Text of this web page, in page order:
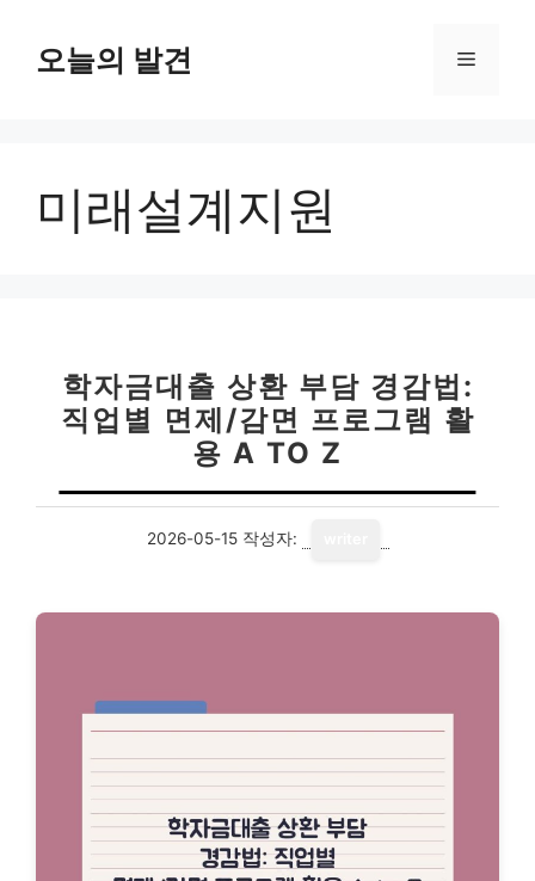
오늘의 발견 메
미래설계지원
학자금대출 상환 부담 경감법:
직업별 면제/감면 프로그램 활
용 A TO Z
2026-05-15 작성자: